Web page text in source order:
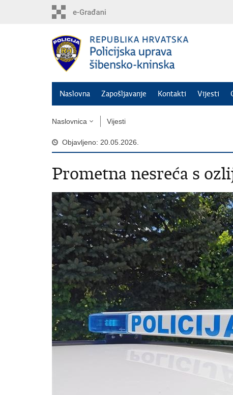
Naslovna Zapošljavanje Kontakti Vijesti
Naslovnica Vijesti
Objavljeno: 20.05.2026.
Prometna nesreća s